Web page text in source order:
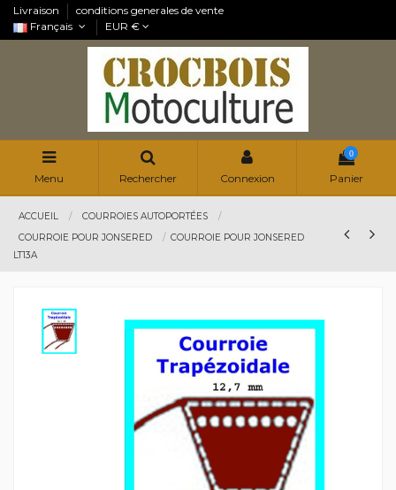
Livraison
conditions generales de vente
Français
EUR €
Menu Rechercher Connexion
0
Panier
ACCUEIL
COURROIES AUTOPORTÉES
COURROIE POUR JONSERED
COURROIE POUR JONSERED
LT13A